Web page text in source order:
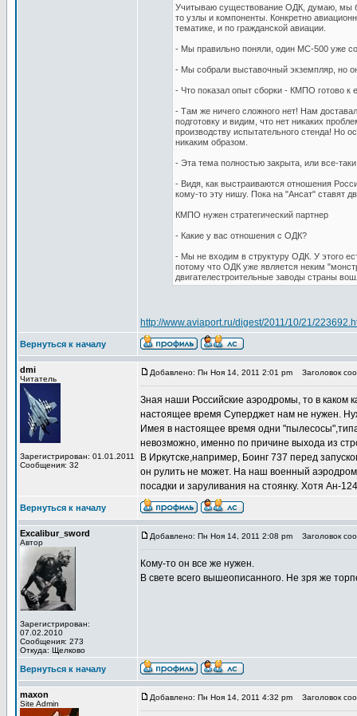
Учитываю существование ОДК, думаю, мы
то узлы и компоненты. Конкретно
тематике, и по гражданской авиации.
- Мы правильно поняли, один МС-500 уже
- Мы собрали выставочный экземпляр, но
- Что показал опыт сборки - КМПО готово к
- Там же ничего сложного нет! Нам
подготовку и видим, что нет никаких
производству испытательного стенда! Но
никаким образом.
- Эта тема полностью закрыта, или все-
- Видя, как выстраиваются отношения
кому-то эту нишу. Пока на "Ансат" ставят
КМПО нужен стратегический партнер
- Какие у вас отношения с ОДК?
- Мы не входим в структуру ОДК. У этого
потому что ОДК уже является неким
двигателестроительные заводы страны
http://www.aviaport.ru/digest/2011/10/21/
Вернуться к началу
dmi
Читатель
Зарегистрирован: 01.01.2011
Сообщения: 32
Добавлено: Пн Ноя 14, 2011 2:01 pm Заголовок
Зная наши Российские аэродромы, то в каком
настоящее время Суперджет нам не нужен.
Имея в настоящее время одни
невозможно, именно по причине выхода из
В Иркутске,например, Боинг 737 перед
он рулить не может. На наш военный
посадки и заруливания на стоянку. Хотя Ан-
Вернуться к началу
Excalibur_sword
Автор
Зарегистрирован:
07.02.2010
Сообщения: 273
Откуда: Щелково
Добавлено: Пн Ноя 14, 2011 2:08 pm Заголовок
Кому-то он все же нужен.
В свете всего вышеописанного. Не зря же
Вернуться к началу
maxon
Site Admin
Добавлено: Пн Ноя 14, 2011 4:32 pm Заголовок